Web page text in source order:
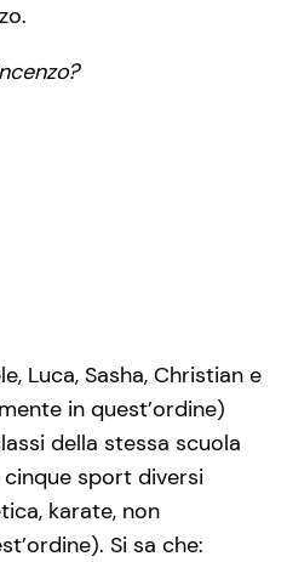
Luca, Sasha, Christian e
in quest’ordine)
della stessa scuola
sport diversi
karate, non
Si sa che: